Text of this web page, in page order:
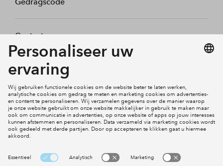
Contact
Mijn profiel
Social Media